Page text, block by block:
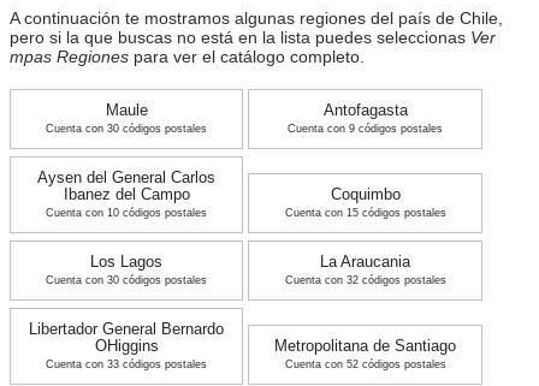
A continuación te mostramos algunas regiones del país de Chile,
pero si la que buscas no está en la lista puedes seleccionas Ver
mpas Regiones para ver el catálogo completo.
Maule
Cuenta con 30 códigos postales
Antofagasta
Cuenta con 9 códigos postales
Aysen del General Carlos
Ibanez del Campo
Cuenta con 10 códigos postales
Coquimbo
Cuenta con 15 códigos postales
Los Lagos
Cuenta con 30 códigos postales
La Araucania
Cuenta con 32 códigos postales
Libertador General Bernardo
OHiggins
Cuenta con 33 códigos postales
Metropolitana de Santiago
Cuenta con 52 códigos postales